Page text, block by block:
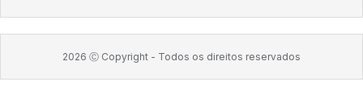
2026 Ⓒ Copyright - Todos os direitos reservados